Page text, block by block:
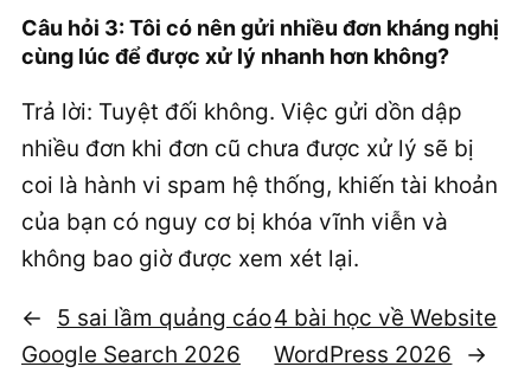
Câu hỏi 3: Tôi có nên gửi nhiều đơn kháng nghị
cùng lúc để được xử lý nhanh hơn không?
Trả lời: Tuyệt đối không. Việc gửi dồn dập
nhiều đơn khi đơn cũ chưa được xử lý sẽ bị
coi là hành vi spam hệ thống, khiến tài khoản
của bạn có nguy cơ bị khóa vĩnh viễn và
không bao giờ được xem xét lại.
←
5 sai lầm quảng cáo
Google Search 2026
4 bài học về Website
WordPress 2026
→